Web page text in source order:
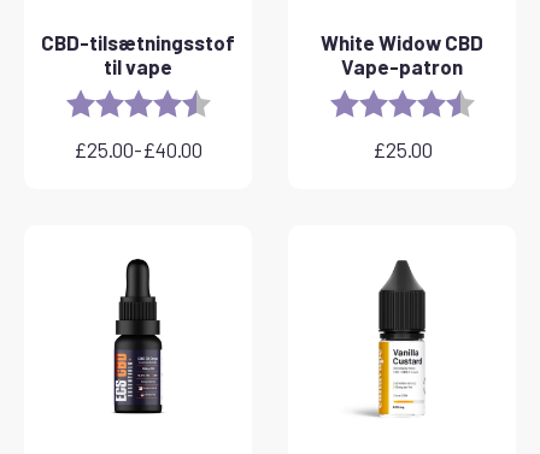
CBD-tilsætningsstof
til vape
Rating: 4.8 out of 5 stars
£25.00-£40.00
Prisinterval:
White Widow CBD
Vape-patron
Rating: 4.6 out
£25.00